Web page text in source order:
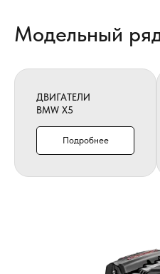
Модельный
ДВИГАТЕЛИ
BMW X5
Подробнее